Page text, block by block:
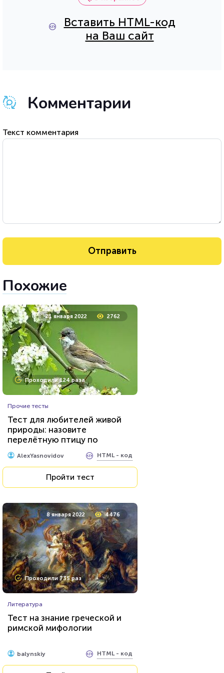
Вставить HTML-код
на Ваш сайт
Комментарии
Текст комментария
Похожие
21 января 2022 2762
Проходили 124 раза
Прочие тесты
Тест для любителей живой
природы: назовите
перелётную птицу по
фотографии
AlexYasnovidov HTML - код
Пройти тест
8 января 2022 4476
Проходили 735 раз
Литература
Тест на знание греческой и
римской мифологии
balynskiy HTML - код